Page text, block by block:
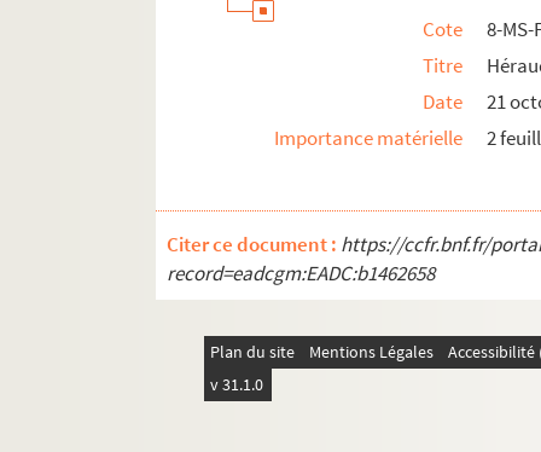
4-MS-FS-15-0619. Martin, Maria
4-MS-FS-15-0622. Meuron, Alfred de
4-MS-FS-15-0625. Montorgueil, Georges
8-MS-FS-15-097. Mortier, Renée
8-MS-FS-15-098. Nicolas, B.
4-MS-FS-15-0627. Nolent, Eugène
Cote
8-MS-
Titre
Date
21
Importance matérielle
2
Citer ce document : https://ccfr.bnf.fr/
record=eadcgm:EADC:b1462658
Plan du site Mentions Légales
v 31.1.0